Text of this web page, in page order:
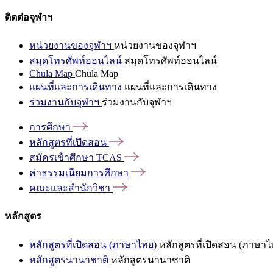
ติดต่อจุฬาฯ
หน่วยงานของจุฬาฯ หน่วยงานของจุฬาฯ
สมุดโทรศัพท์ออนไลน์ สมุดโทรศัพท์ออนไลน์
Chula Map Chula Map
แผนที่และการเดินทาง แผนที่และการเดินทาง
ร่วมงานกับจุฬาฯ ร่วมงานกับจุฬาฯ
การศึกษา
หลักสูตรที่เปิดสอน
สมัครเข้าศึกษา TCAS
ค่าธรรมเนียมการศึกษา
คณะและสำนักวิชา
หลักสูตร
หลักสูตรที่เปิดสอน (ภาษาไทย) หลักสูตรที่เปิดสอน (ภาษาไ
หลักสูตรนานาชาติ หลักสูตรนานาชาติ